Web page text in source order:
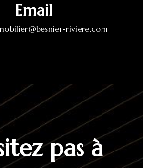
Email
riviere.com
pas à